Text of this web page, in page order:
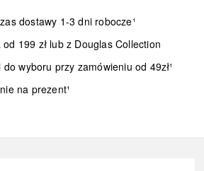
dostawy 1-3 dni robocze¹
199 zł lub z Douglas Collection
wyboru przy zamówieniu od 49zł¹
na prezent¹